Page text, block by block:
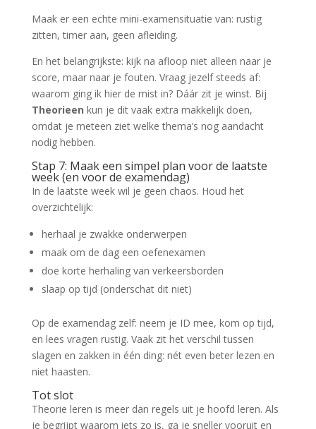
Maak er een echte mini-examensituatie van: rustig
zitten, timer aan, geen afleiding.
En het belangrijkste: kijk na afloop niet alleen naar je
score, maar naar je fouten. Vraag jezelf steeds af:
waarom ging ik hier de mist in? Dáár zit je winst. Bij
Theorieen kun je dit vaak extra makkelijk doen,
omdat je meteen ziet welke thema’s nog aandacht
nodig hebben.
Stap 7: Maak een simpel plan voor de laatste
week (en voor de examendag)
In de laatste week wil je geen chaos. Houd het
overzichtelijk:
herhaal je zwakke onderwerpen
maak om de dag een oefenexamen
doe korte herhaling van verkeersborden
slaap op tijd (onderschat dit niet)
Op de examendag zelf: neem je ID mee, kom op tijd,
en lees vragen rustig. Vaak zit het verschil tussen
slagen en zakken in één ding: nét even beter lezen en
niet haasten.
Tot slot
Theorie leren is meer dan regels uit je hoofd leren. Als
je begrijpt waarom iets zo is, ga je sneller vooruit en